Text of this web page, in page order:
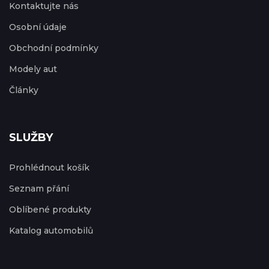
Kontaktujte nás
Osobní údaje
Obchodní podmínky
Modely aut
Články
SLUŽBY
Prohlédnout košík
Seznam přání
Oblíbené produkty
Katalog automobilů